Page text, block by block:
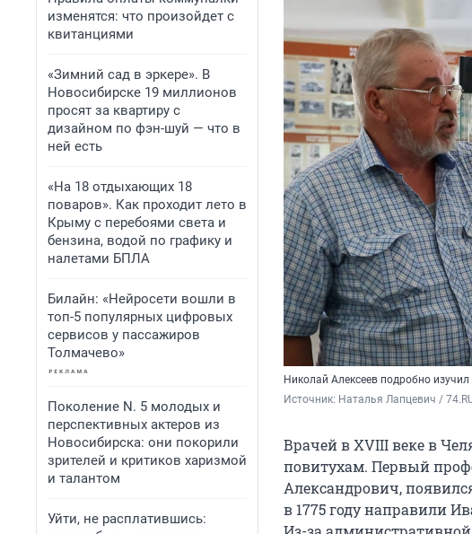
изменятся: что произойдет с
квитанциями
«Зимний сад в эркере». В
Новосибирске 19 миллионов
просят за квартиру с
дизайном по фэн-шуй — что в
ней есть
«На 18 отдыхающих 18
поваров». Как проходит лето в
Крыму с перебоями света и
бензина, водой по графику и
налетами БПЛА
Билайн: «Нейросети вошли в
топ-5 популярных цифровых
сервисов у пассажиров
Толмачево»
Поколение N. 5 молодых и
перспективных актеров из
Новосибирска: они покорили
зрителей и критиков харизмой
и талантом
Уйти, не расплатившись:
Николай Алексеев подробно
Источник: Наталья Лапцевич /
Врачей в XVIII веке в
повитухам. Первый
Александрович,
в 1775 году направили